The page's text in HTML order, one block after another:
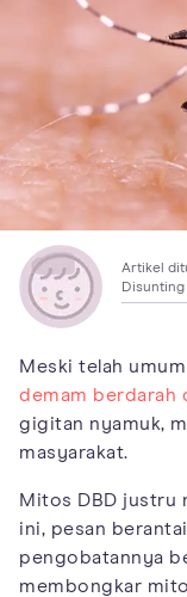
Artikel
Disunting
Meski telah
demam berdarah
gigitan nyamuk,
masyarakat.
Mitos DBD justru
ini, pesan
pengobatannya
membongkar